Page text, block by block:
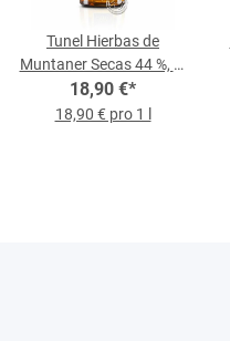
Tunel Hierbas de
Muntaner Secas 44 %, 1-
l-Flasche
18,90 €*
18,90 € pro 1 l